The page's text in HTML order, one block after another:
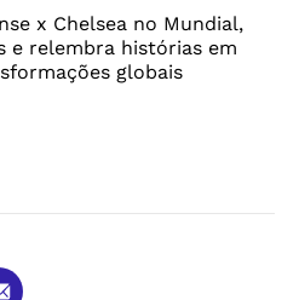
x Chelsea no Mundial,
e relembra histórias em
globais